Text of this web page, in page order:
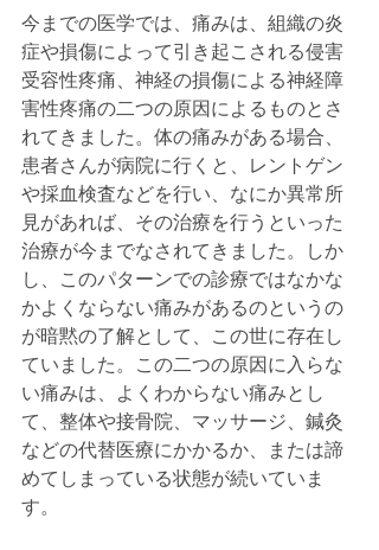
今までの医学では、痛みは、組織の炎
症や損傷によって引き起こされる侵害
受容性疼痛、神経の損傷による神経障
害性疼痛の二つの原因によるものとさ
れてきました。体の痛みがある場合、
患者さんが病院に行くと、レントゲン
や採血検査などを行い、なにか異常所
見があれば、その治療を行うといった
治療が今までなされてきました。しか
し、このパターンでの診療ではなかな
かよくならない痛みがあるのというの
が暗黙の了解として、この世に存在し
ていました。この二つの原因に入らな
い痛みは、よくわからない痛みとし
て、整体や接骨院、マッサージ、鍼灸
などの代替医療にかかるか、または諦
めてしまっている状態が続いていま
す。